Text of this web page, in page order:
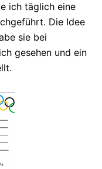
ich täglich eine
Die Idee
sie bei
gesehen und ein